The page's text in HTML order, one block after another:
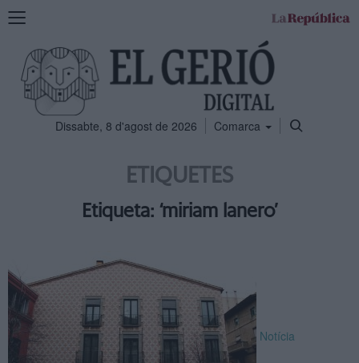
Mostra
navegació
Dissabte, 8 d'agost de 2026 Comarca
ETIQUETES
Etiqueta: ‘miriam lanero’
Notícia